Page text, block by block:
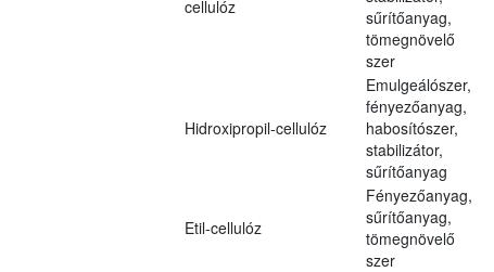
cellulóz
sűrítőanyag,
tömegnövelő
szer
Hidroxipropil-cellulóz
Emulgeálószer,
fényezőanyag,
habosítószer,
stabilizátor,
sűrítőanyag
Etil-cellulóz
Fényezőanyag,
sűrítőanyag,
tömegnövelő
szer